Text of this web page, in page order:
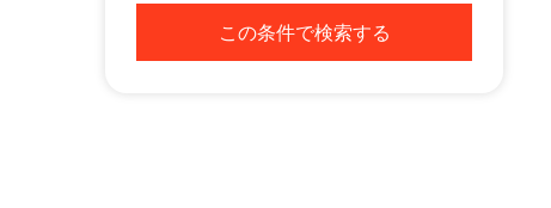
この条件で検索する